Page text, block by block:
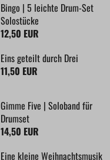
Bingo | 5 leichte Drum-Set
Solostücke
12,50 EUR
Eins geteilt durch Drei
11,50 EUR
Gimme Five | Soloband für
Drumset
14,50 EUR
Eine kleine Weihnachtsmusik